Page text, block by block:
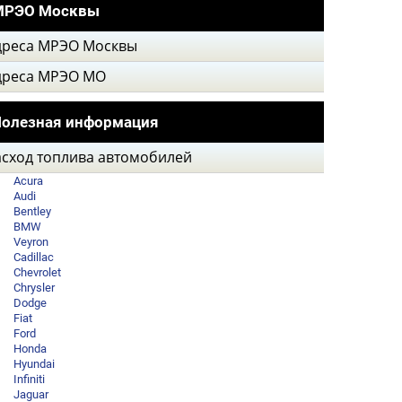
Москвы
МРЭО Москвы
МРЭО МО
информация
топлива автомобилей
Acura
Audi
Bentley
BMW
Veyron
Cadillac
Chevrolet
Chrysler
Dodge
Fiat
Ford
Honda
Hyundai
Infiniti
Jaguar